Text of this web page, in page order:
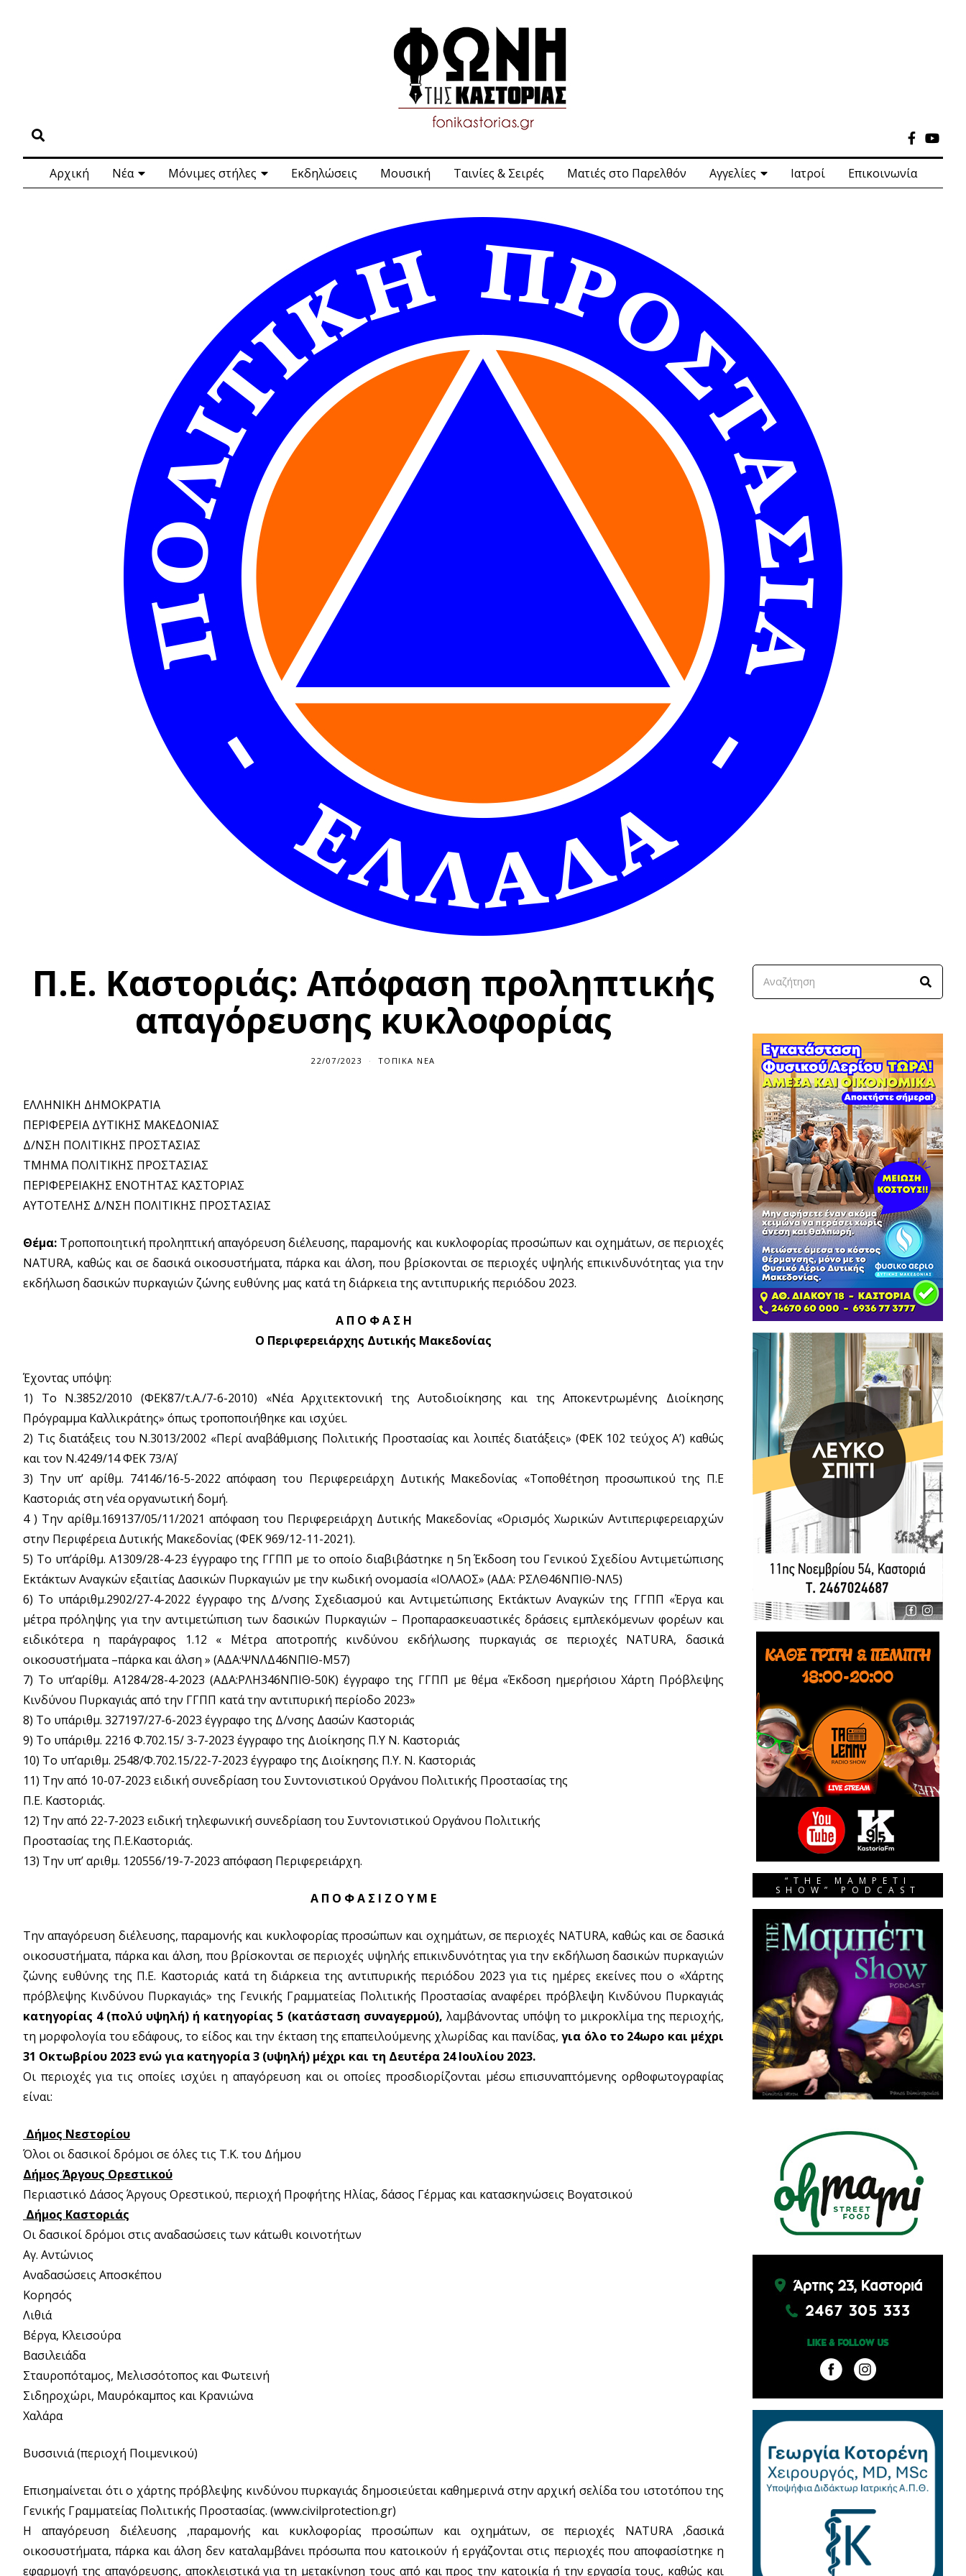
Αρχική Νέα Μόνιμες στήλες Εκδηλώσεις Μουσική Ταινίες & Σειρές Ματιές στο Παρελθόν Αγγελίες Ιατροί Επικοινωνία
Π.Ε. Καστοριάς: Απόφαση προληπτικής
απαγόρευσης κυκλοφορίας
22/07/2023 ΤΟΠΙΚΆ ΝΈΑ
ΕΛΛΗΝΙΚΗ ΔΗΜΟΚΡΑΤΙΑ
ΠΕΡΙΦΕΡΕΙΑ ΔΥΤΙΚΗΣ ΜΑΚΕΔΟΝΙΑΣ
Δ/ΝΣΗ ΠΟΛΙΤΙΚΗΣ ΠΡΟΣΤΑΣΙΑΣ
TMHMA ΠΟΛΙΤΙΚΗΣ ΠΡΟΣΤΑΣΙΑΣ
ΠΕΡΙΦΕΡΕΙΑΚΗΣ ΕΝΟΤΗΤΑΣ ΚΑΣΤΟΡΙΑΣ
ΑΥΤΟΤΕΛΗΣ Δ/ΝΣΗ ΠΟΛΙΤΙΚΗΣ ΠΡΟΣΤΑΣΙΑΣ
Θέμα: Τροποποιητική προληπτική απαγόρευση διέλευσης, παραμονής και κυκλοφορίας προσώπων και οχημάτων, σε περιοχές
NATURA, καθώς και σε δασικά οικοσυστήματα, πάρκα και άλση, που βρίσκονται σε περιοχές υψηλής επικινδυνότητας για την
εκδήλωση δασικών πυρκαγιών ζώνης ευθύνης μας κατά τη διάρκεια της αντιπυρικής περιόδου 2023.
Α Π Ο Φ Α Σ Η
Ο Περιφερειάρχης Δυτικής Μακεδονίας
Έχοντας υπόψη:
1) Το Ν.3852/2010 (ΦΕΚ87/τ.Α./7-6-2010) «Νέα Αρχιτεκτονική της Αυτοδιοίκησης και της Αποκεντρωμένης Διοίκησης
Πρόγραμμα Καλλικράτης» όπως τροποποιήθηκε και ισχύει.
2) Τις διατάξεις του Ν.3013/2002 «Περί αναβάθμισης Πολιτικής Προστασίας και λοιπές διατάξεις» (ΦΕΚ 102 τεύχος Α’) καθώς
και τον Ν.4249/14 ΦΕΚ 73/Α΄)
3) Την υπ’ αρίθμ. 74146/16-5-2022 απόφαση του Περιφερειάρχη Δυτικής Μακεδονίας «Τοποθέτηση προσωπικού της Π.Ε
Καστοριάς στη νέα οργανωτική δομή.
4 ) Την αρίθμ.169137/05/11/2021 απόφαση του Περιφερειάρχη Δυτικής Μακεδονίας «Ορισμός Χωρικών Αντιπεριφερειαρχών
στην Περιφέρεια Δυτικής Μακεδονίας (ΦΕΚ 969/12-11-2021).
5) Το υπ’άρίθμ. Α1309/28-4-23 έγγραφο της ΓΓΠΠ με το οποίο διαβιβάστηκε η 5η Έκδοση του Γενικού Σχεδίου Αντιμετώπισης
Εκτάκτων Αναγκών εξαιτίας Δασικών Πυρκαγιών με την κωδική ονομασία «ΙΟΛΑΟΣ» (ΑΔΑ: ΡΣΛΘ46ΝΠΙΘ-ΝΛ5)
6) Το υπ΄αριθμ.2902/27-4-2022 έγγραφο της Δ/νσης Σχεδιασμού και Αντιμετώπισης Εκτάκτων Αναγκών της ΓΓΠΠ «Έργα και
μέτρα πρόληψης για την αντιμετώπιση των δασικών Πυρκαγιών – Προπαρασκευαστικές δράσεις εμπλεκόμενων φορέων και
ειδικότερα η παράγραφος 1.12 « Μέτρα αποτροπής κινδύνου εκδήλωσης πυρκαγιάς σε περιοχές NATURA, δασικά
οικοσυστήματα –πάρκα και άλση » (ΑΔΑ:ΨΝΛΔ46ΝΠΙΘ-Μ57)
7) Το υπ’αρίθμ. A1284/28-4-2023 (ΑΔΑ:ΡΛΗ346ΝΠΙΘ-50Κ) έγγραφο της ΓΓΠΠ με θέμα «Έκδοση ημερήσιου Χάρτη Πρόβλεψης
Κινδύνου Πυρκαγιάς από την ΓΓΠΠ κατά την αντιπυρική περίοδο 2023»
8) Το υπ΄αριθμ. 327197/27-6-2023 έγγραφο της Δ/νσης Δασών Καστοριάς
9) Το υπ΄αριθμ. 2216 Φ.702.15/ 3-7-2023 έγγραφο της Διοίκησης Π.Υ Ν. Καστοριάς
10) Το υπ’αριθμ. 2548/Φ.702.15/22-7-2023 έγγραφο της Διοίκησης Π.Υ. Ν. Καστοριάς
11) Την από 10-07-2023 ειδική συνεδρίαση του Συντονιστικού Οργάνου Πολιτικής Προστασίας της
Π.Ε. Καστοριάς.
12) Την από 22-7-2023 ειδική τηλεφωνική συνεδρίαση του Συντονιστικού Οργάνου Πολιτικής
Προστασίας της Π.Ε.Καστοριάς.
13) Την υπ’ αριθμ. 120556/19-7-2023 απόφαση Περιφερειάρχη.
Α Π Ο Φ Α Σ Ι Ζ Ο Υ Μ Ε
Την απαγόρευση διέλευσης, παραμονής και κυκλοφορίας προσώπων και οχημάτων, σε περιοχές NATURA, καθώς και σε δασικά
οικοσυστήματα, πάρκα και άλση, που βρίσκονται σε περιοχές υψηλής επικινδυνότητας για την εκδήλωση δασικών πυρκαγιών
ζώνης ευθύνης της Π.Ε. Καστοριάς κατά τη διάρκεια της αντιπυρικής περιόδου 2023 για τις ημέρες εκείνες που ο «Χάρτης
πρόβλεψης Κινδύνου Πυρκαγιάς» της Γενικής Γραμματείας Πολιτικής Προστασίας αναφέρει πρόβλεψη Κινδύνου Πυρκαγιάς
κατηγορίας 4 (πολύ υψηλή) ή κατηγορίας 5 (κατάσταση συναγερμού), λαμβάνοντας υπόψη το μικροκλίμα της περιοχής,
τη μορφολογία του εδάφους, το είδος και την έκταση της επαπειλούμενης χλωρίδας και πανίδας,για όλο το 24ωρο και μέχρι
31 Οκτωβρίου 2023 ενώ για κατηγορία 3 (υψηλή) μέχρι και τη Δευτέρα 24 Ιουλίου 2023.
Οι περιοχές για τις οποίες ισχύει η απαγόρευση και οι οποίες προσδιορίζονται μέσω επισυναπτόμενης ορθοφωτογραφίας
είναι:
Δήμος Νεστορίου
Όλοι οι δασικοί δρόμοι σε όλες τις Τ.Κ. του Δήμου
Δήμος Άργους Ορεστικού
Περιαστικό Δάσος Άργους Ορεστικού, περιοχή Προφήτης Ηλίας, δάσος Γέρμας και κατασκηνώσεις Βογατσικού
Δήμος Καστοριάς
Οι δασικοί δρόμοι στις αναδασώσεις των κάτωθι κοινοτήτων
Αγ. Αντώνιος
Αναδασώσεις Αποσκέπου
Κορησός
Λιθιά
Βέργα, Κλεισούρα
Βασιλειάδα
Σταυροπόταμος, Μελισσότοπος και Φωτεινή
Σιδηροχώρι, Μαυρόκαμπος και Κρανιώνα
Χαλάρα
Βυσσινιά (περιοχή Ποιμενικού)
Επισημαίνεται ότι ο χάρτης πρόβλεψης κινδύνου πυρκαγιάς δημοσιεύεται καθημερινά στην αρχική σελίδα του ιστοτόπου της
Γενικής Γραμματείας Πολιτικής Προστασίας. (www.civilprotection.gr)
Η απαγόρευση διέλευσης ,παραμονής και κυκλοφορίας προσώπων και οχημάτων, σε περιοχές NATURA ,δασικά
οικοσυστήματα, πάρκα και άλση δεν καταλαμβάνει πρόσωπα που κατοικούν ή εργάζονται στις περιοχές που αποφασίστηκε η
εφαρμογή της απαγόρευσης, αποκλειστικά για τη μετακίνηση τους από και προς την κατοικία ή την εργασία τους, καθώς και
“THE MAMPETI
SHOW” PODCAST